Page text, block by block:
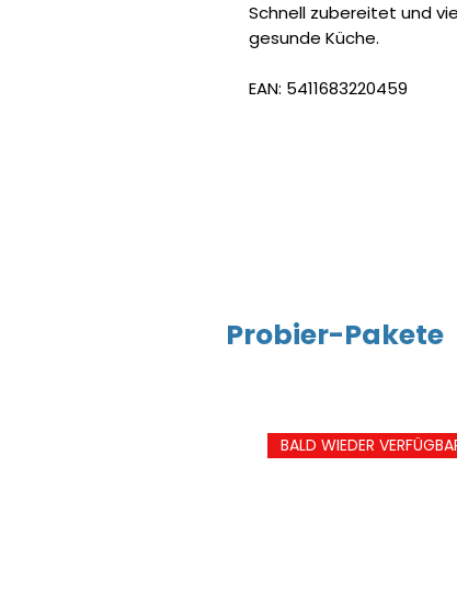
Schnell zubereitet und
gesunde Küche.
EAN: 5411683220459
Probier-Pakete
BALD WIEDER